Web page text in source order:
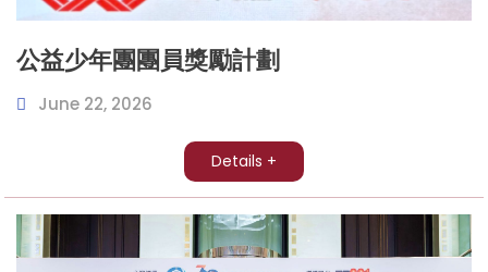
公益少年團團員獎勵計劃
June 22, 2026
Details +